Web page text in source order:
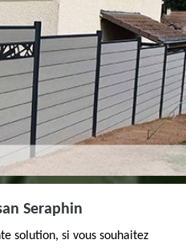
Seraphin
solution, si vous souhaitez